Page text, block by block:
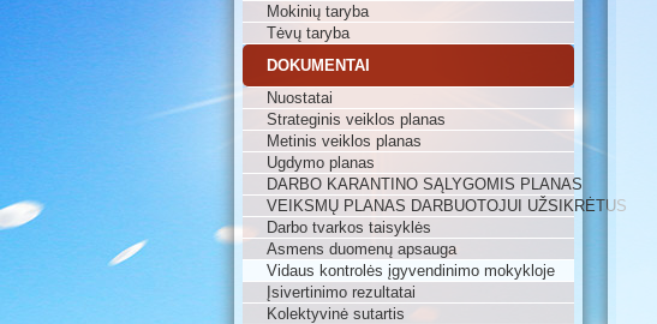
Mokinių taryba
Tėvų taryba
DOKUMENTAI
Nuostatai
Strateginis veiklos planas
Metinis veiklos planas
Ugdymo planas
DARBO KARANTINO SĄLYGOMIS PLANAS
VEIKSMŲ PLANAS DARBUOTOJUI UŽSIKRĖTUS
Darbo tvarkos taisyklės
Asmens duomenų apsauga
Vidaus kontrolės įgyvendinimo mokykloje
Įsivertinimo rezultatai
Kolektyvinė sutartis